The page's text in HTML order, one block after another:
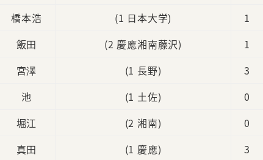
橋本浩 (1 日本大学) 1
飯田 (2 慶應湘南藤沢) 1
宮澤 (1 長野) 3
池 (1 土佐) 0
堀江 (2 湘南) 0
真田 (1 慶應) 3